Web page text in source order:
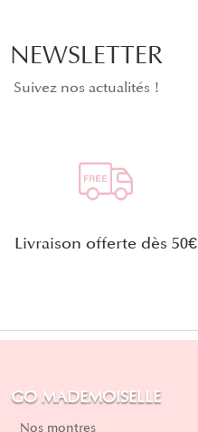
NEWSLETTER
Suivez nos actualités !
Livraison offerte dès 50€
GO MADEMOISELLE
Nos montres